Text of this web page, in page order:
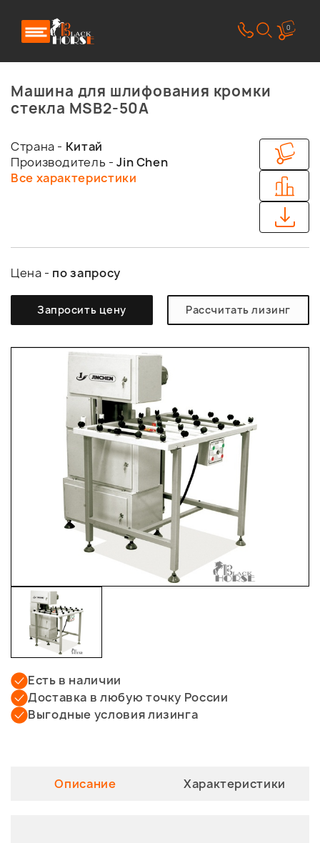
0
Машина для шлифования кромки
стекла MSB2-50A
Страна - Китай
Производитель -Jin Chen
Все характеристики
Цена - по запросу
Запросить цену Рассчитать лизинг
Есть в наличии
Доставка в любую точку России
Выгодные условия лизинга
Описание Характеристики